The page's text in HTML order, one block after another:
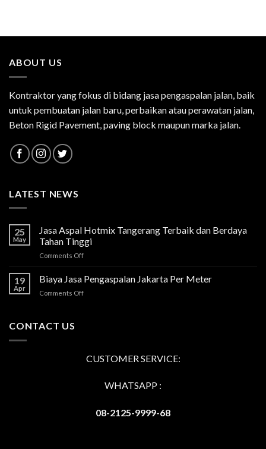
ABOUT US
Kontraktor yang fokus di bidang jasa pengaspalan jalan, baik
untuk pembuatan jalan baru, perbaikan atau perawatan jalan,
Beton Rigid Pavement, paving block maupun marka jalan.
LATEST NEWS
25
May
Jasa Aspal Hotmix Tangerang Terbaik dan Berdaya
Tahan Tinggi
Comments Offon
Aspal
Hotmix
19
Apr
Biaya Jasa Pengaspalan Jakarta Per Meter
Comments Offon
CONTACT US
CUSTOMER SERVICE:
WHATSAPP :
08-2125-9999-68